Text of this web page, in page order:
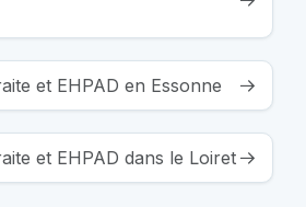
et EHPAD en Essonne
et EHPAD dans le Loiret